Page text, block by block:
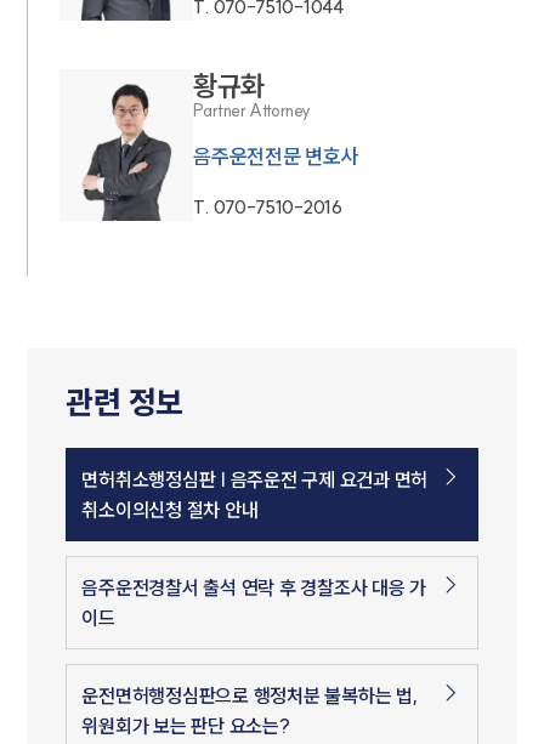
T. 070-7510-1044
황규화
Partner Attorney
음주운전전문 변호사
T. 070-7510-2016
관련 정보
면허취소행정심판 | 음주운전 구제 요건과 면허
취소이의신청 절차 안내
음주운전경찰서 출석 연락 후 경찰조사 대응 가
이드
운전면허행정심판으로 행정처분 불복하는 법,
위원회가 보는 판단 요소는?